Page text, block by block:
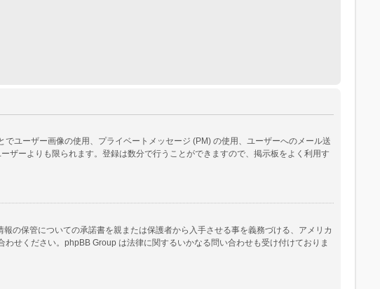
ユーザー画像の使用、プライベートメッセージ (PM) の使用、ユーザーへのメール送
ザーよりも限られます。登録は数分で行うことができますので、掲示板をよく利用す
の保管についての承諾書を親または保護者から入手させる事を義務づける、アメリカ
せください。phpBB Group は法律に関するいかなる問い合わせも受け付けておりま